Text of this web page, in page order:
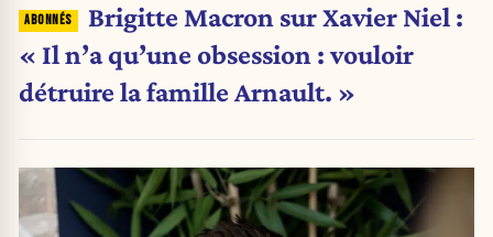
Brigitte Macron sur Xavier Niel :
« Il n’a qu’une obsession : vouloir
détruire la famille Arnault. »